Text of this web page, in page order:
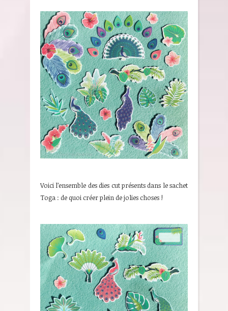
Voici l’ensemble des dies cut présents dans le sachet
Toga : de quoi créer plein de jolies choses !